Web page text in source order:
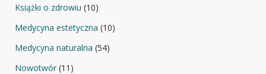
Książki o zdrowiu (10)
Medycyna estetyczna (10)
Medycyna naturalna (54)
Nowotwór(11)